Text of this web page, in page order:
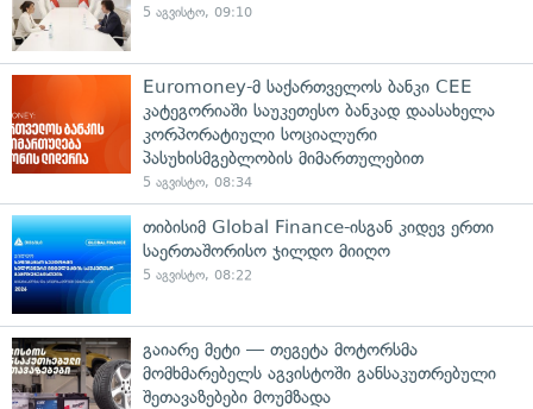
5 აგვისტო, 09:10
Euromoney-მ საქართველოს ბანკი CEE
კატეგორიაში საუკეთესო ბანკად დაასახელა
კორპორატიული სოციალური
პასუხისმგებლობის მიმართულებით
5 აგვისტო, 08:34
თიბისიმ Global Finance-ისგან კიდევ ერთი
საერთაშორისო ჯილდო მიიღო
5 აგვისტო, 08:22
გაიარე მეტი — თეგეტა მოტორსმა
მომხმარებელს აგვისტოში განსაკუთრებული
შეთავაზებები მოუმზადა